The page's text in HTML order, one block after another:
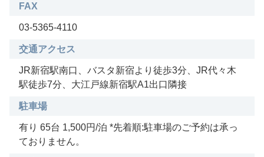
FAX
03-5365-4110
交通アクセス
JR新宿駅南口、バスタ新宿より徒歩3分、JR代々木
駅徒歩7分、大江戸線新宿駅A1出口隣接
駐車場
有り 65台 1,500円/泊 *先着順:駐車場のご予約は承っ
ておりません。